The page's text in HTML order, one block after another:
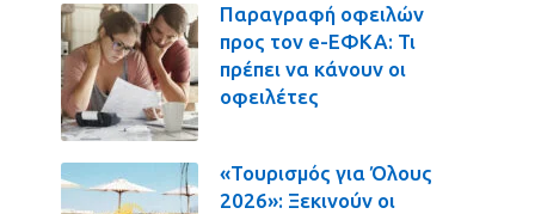
Παραγραφή οφειλών
προς τον e-ΕΦΚΑ: Τι
πρέπει να κάνουν οι
οφειλέτες
«Τουρισμός για Όλους
2026»: Ξεκινούν οι